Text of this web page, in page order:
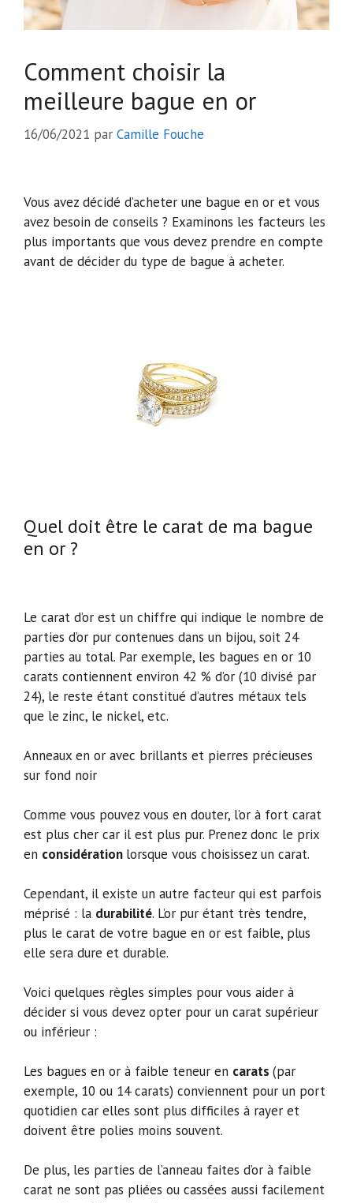
Comment choisir la
meilleure bague en or
16/06/2021 par Camille Fouche
Vous avez décidé d’acheter une bague en or et vous
avez besoin de conseils ? Examinons les facteurs les
plus importants que vous devez prendre en compte
avant de décider du type de bague à acheter.
Quel doit être le carat de ma bague
en or ?
Le carat d’or est un chiffre qui indique le nombre de
parties d’or pur contenues dans un bijou, soit 24
parties au total. Par exemple, les bagues en or 10
carats contiennent environ 42 % d’or (10 divisé par
24), le reste étant constitué d’autres métaux tels
que le zinc, le nickel, etc.
Anneaux en or avec brillants et pierres précieuses
sur fond noir
Comme vous pouvez vous en douter, l’or à fort carat
est plus cher car il est plus pur. Prenez donc le prix
en considération lorsque vous choisissez un carat.
Cependant, il existe un autre facteur qui est parfois
méprisé : la durabilité. L’or pur étant très tendre,
plus le carat de votre bague en or est faible, plus
elle sera dure et durable.
Voici quelques règles simples pour vous aider à
décider si vous devez opter pour un carat supérieur
ou inférieur :
Les bagues en or à faible teneur en carats (par
exemple, 10 ou 14 carats) conviennent pour un port
quotidien car elles sont plus difficiles à rayer et
doivent être polies moins souvent.
De plus, les parties de l’anneau faites d’or à faible
carat ne sont pas pliées ou cassées aussi facilement